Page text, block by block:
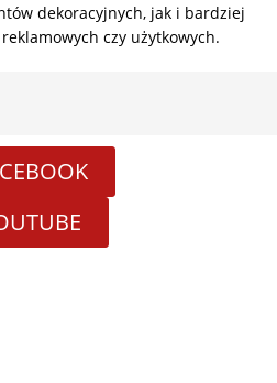
dekoracyjnych, jak i bardziej
czy użytkowych.